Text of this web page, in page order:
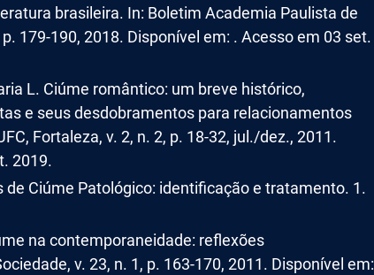
brasileira. In: Boletim Academia Paulista de
179-190, 2018. Disponível em: . Acesso em 03 set.
L. Ciúme romântico: um breve histórico,
e seus desdobramentos para relacionamentos
Fortaleza, v. 2, n. 2, p. 18-32, jul./dez., 2011.
2019.
de Ciúme Patológico: identificação e tratamento. 1.
na contemporaneidade: reflexões
v. 23, n. 1, p. 163-170, 2011. Disponível em: